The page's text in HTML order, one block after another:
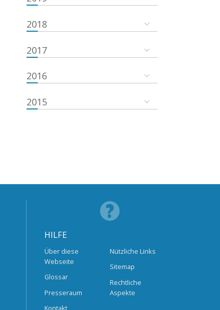
2018
2017
2016
2015
HILFE
Über diese
Webseite
Glossar
Presseraum
Kontakt
Nützliche Links
Sitemap
Rechtliche
Aspekte